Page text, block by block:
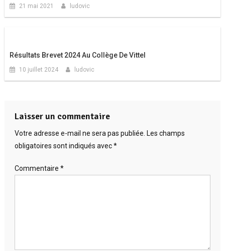
21 mai 2021 ludovic
Résultats Brevet 2024 Au Collège De Vittel
10 juillet 2024 ludovic
Laisser un commentaire
Votre adresse e-mail ne sera pas publiée. Les champs
obligatoires sont indiqués avec*
Commentaire *